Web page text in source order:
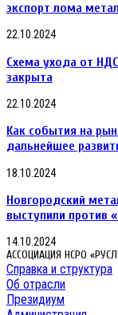
ДОКУМЕНТАХ
НА
ЛОМА
И
ЧЕРНЫХ
мая
г.
экспорт лома
22.10.2024
Схема ухода от
закрыта
22.10.2024
Как события на
дальнейшее
18.10.2024
Новгородский
выступили против
14.10.2024
АССОЦИАЦИЯ НСРО
Справка и структура
Об отрасли
Президиум